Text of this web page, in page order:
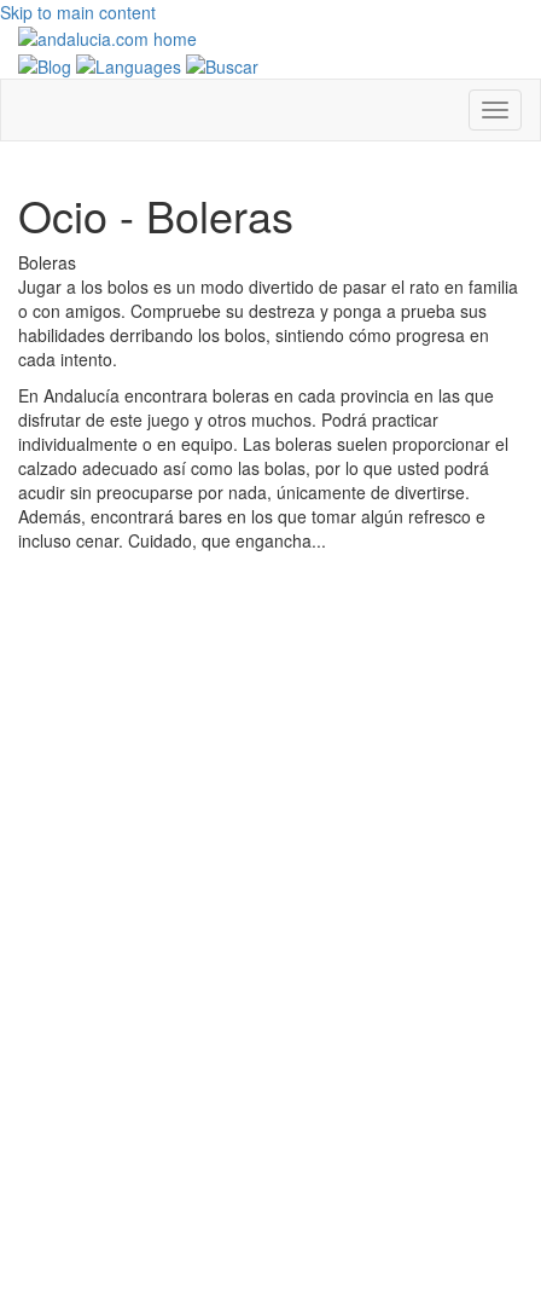
Skip to main content
Ocio - Boleras
Boleras
Jugar a los bolos es un modo divertido de pasar el rato en familia
o con amigos. Compruebe su destreza y ponga a prueba sus
habilidades derribando los bolos, sintiendo cómo progresa en
cada intento.
En Andalucía encontrara boleras en cada provincia en las que
disfrutar de este juego y otros muchos. Podrá practicar
individualmente o en equipo. Las boleras suelen proporcionar el
calzado adecuado así como las bolas, por lo que usted podrá
acudir sin preocuparse por nada, únicamente de divertirse.
Además, encontrará bares en los que tomar algún refresco e
incluso cenar. Cuidado, que engancha...